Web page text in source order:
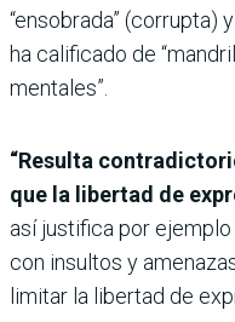
“ensobrada”
ha calificado de
mentales”.
“Resulta
que la libertad de
así justifica por
con insultos y
limitar la libertad de